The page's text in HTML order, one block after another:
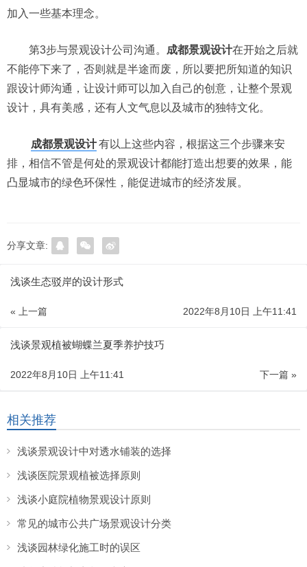
加入一些基本理念。
第3步与景观设计公司沟通。 成都景观设计在开始之后就
不能停下来了，否则就是半途而废，所以要把所知道的知识
跟设计师沟通，让设计师可以加入自己的创意，让整个景观
设计，具有美感，还有人文气息以及城市的独特文化。
成都景观设计有以上这些内容，根据这三个步骤来安
排，相信不管是何处的景观设计都能打造出想要的效果，能
凸显城市的绿色环保性，能促进城市的经济发展。
分享文章:
浅谈生态驳岸的设计形式
« 上一篇 2022年8月10日 上午11:41
浅谈景观植被蝴蝶兰夏季养护技巧
下一篇 »
2022年8月10日 上午11:41
相关推荐
浅谈景观设计中对透水铺装的选择
浅谈医院景观植被选择原则
浅谈小庭院植物景观设计原则
常见的城市公共广场景观设计分类
浅谈园林绿化施工时的误区